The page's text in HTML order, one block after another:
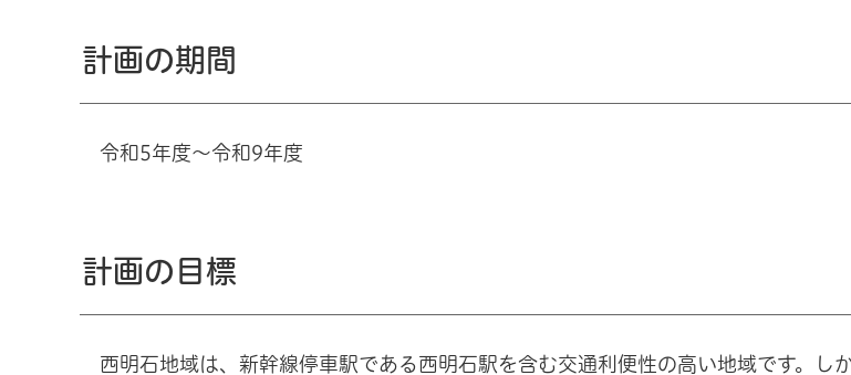
計画の期間
令和5年度～令和9年度
計画の目標
西明石地域は、新幹線停車駅である西明石駅を含む交通利便性の高い地域です。し